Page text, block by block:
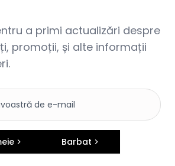
a primi actualizări despre
promoții, și alte informații
Barbat